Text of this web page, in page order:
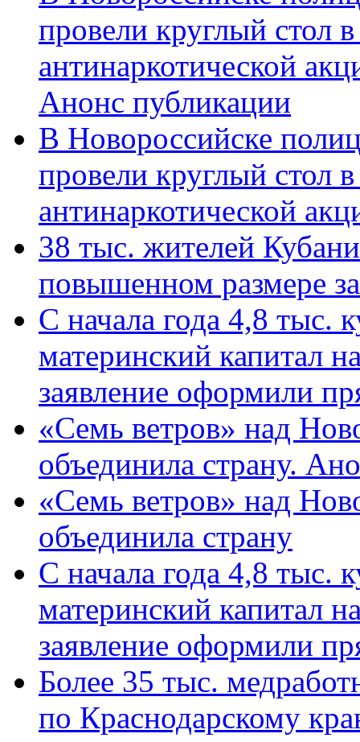
провели круглый стол
антинаркотической
Анонс публикации
В Новороссийске
провели круглый стол
антинаркотической
38 тыс. жителей
повышенном размере
С начала года 4,8 тыс.
материнский капитал
заявление оформили
«Семь ветров» над
объединила страну.
«Семь ветров» над
объединила страну
С начала года 4,8 тыс.
материнский капитал
заявление оформили
Более 35 тыс.
по Краснодарскому